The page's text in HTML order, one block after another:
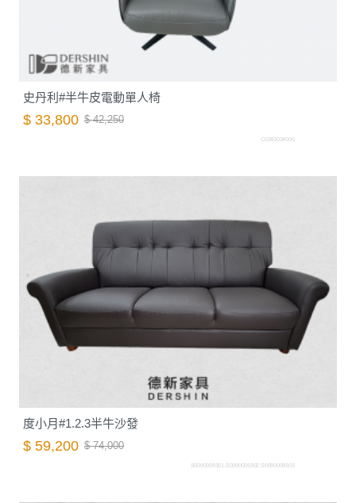
史丹利#半牛皮電動單人椅
$ 33,800 $ 42,250
C0240034000
度小月#1.2.3半牛沙發
$ 59,200 $ 74,000
S0090009301.S0090009302.S0090009303